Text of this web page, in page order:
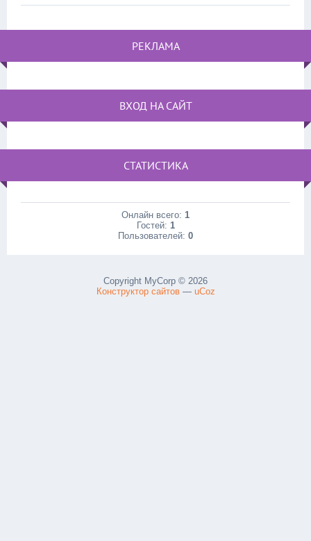
РЕКЛАМА
ВХОД НА САЙТ
СТАТИСТИКА
Онлайн всего: 1
Гостей: 1
Пользователей: 0
Copyright MyCorp © 2026
Конструктор сайтов— uCoz